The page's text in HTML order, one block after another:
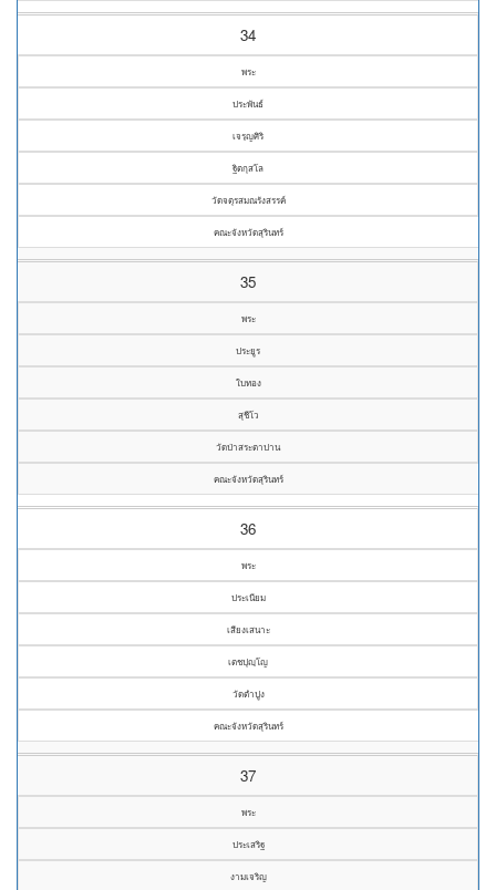
34
พระ
ประพันธ์
เจรฺญศิริ
ฐิตกุสโล
วัดจตุรสมณรังสรรค์
คณะจังหวัดสุรินทร์
35
พระ
ประยูร
ใบทอง
สุชีโว
วัดป่าสระตาปาน
คณะจังหวัดสุรินทร์
36
พระ
ประเนียม
เสียงเสนาะ
เตชปุญฺโญ
วัดตำปูง
คณะจังหวัดสุรินทร์
37
พระ
ประเสริฐ
งามเจริญ